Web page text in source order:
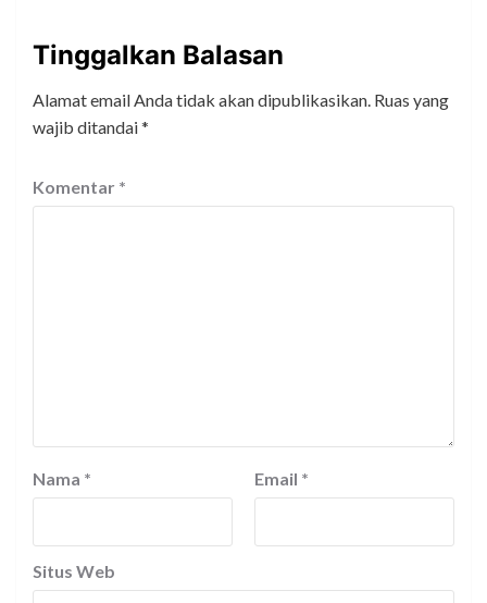
Tinggalkan Balasan
Alamat email Anda tidak akan dipublikasikan. Ruas yang
wajib ditandai*
Komentar *
Nama * Email *
Situs Web